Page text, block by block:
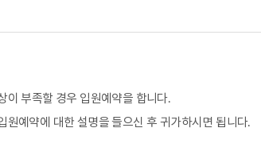
이 부족할 경우 입원예약을 합니다.
원예약에 대한 설명을 들으신 후 귀가하시면 됩니다.